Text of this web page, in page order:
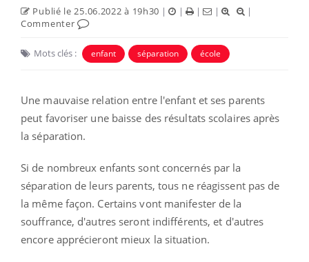
Publié le 25.06.2022 à 19h30 | | | |
|
Commenter
Mots clés : enfant séparation école
Une mauvaise relation entre l'enfant et ses parents
peut favoriser une baisse des résultats scolaires après
la séparation.
Si de nombreux enfants sont concernés par la
séparation de leurs parents, tous ne réagissent pas de
la même façon. Certains vont manifester de la
souffrance, d'autres seront indifférents, et d'autres
encore apprécieront mieux la situation.